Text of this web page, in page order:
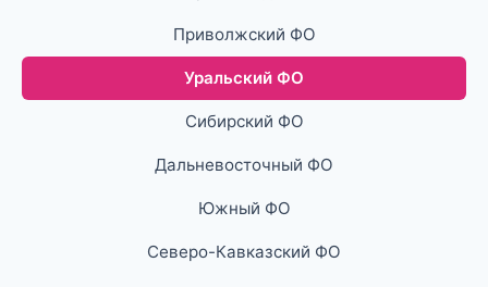
Приволжский ФО
Уральский ФО
Сибирский ФО
Дальневосточный ФО
Южный ФО
Северо-Кавказский ФО